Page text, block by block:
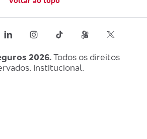
2026.Todos os direitos
Institucional.